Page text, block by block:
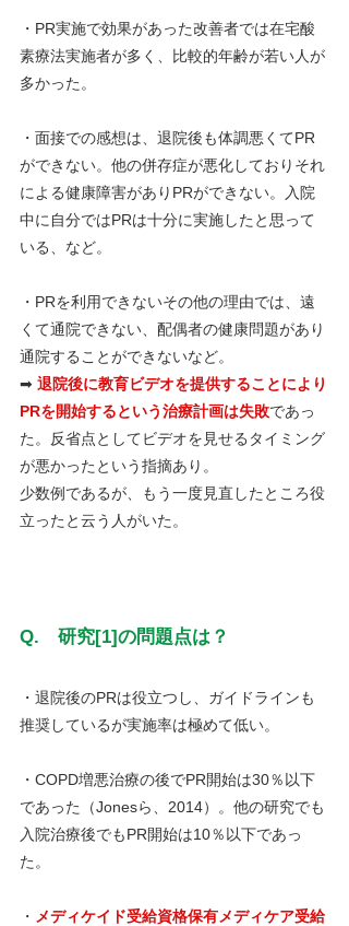
・PR実施で効果があった改善者では在宅酸
素療法実施者が多く、比較的年齢が若い人が
多かった。
・面接での感想は、退院後も体調悪くてPR
ができない。他の併存症が悪化しておりそれ
による健康障害がありPRができない。入院
中に自分ではPRは十分に実施したと思って
いる、など。
・PRを利用できないその他の理由では、遠
くて通院できない、配偶者の健康問題があり
通院することができないなど。
➡ 退院後に教育ビデオを提供することにより
PRを開始するという治療計画は失敗であっ
た。反省点としてビデオを見せるタイミング
が悪かったという指摘あり。
少数例であるが、もう一度見直したところ役
立ったと云う人がいた。
Q.　研究[1]の問題点は？
・退院後のPRは役立つし、ガイドラインも
推奨しているが実施率は極めて低い。
・COPD増悪治療の後でPR開始は30％以下
であった（Jonesら、2014）。他の研究でも
入院治療後でもPR開始は10％以下であっ
た。
・ メディケイド受給資格保有メディケア受給